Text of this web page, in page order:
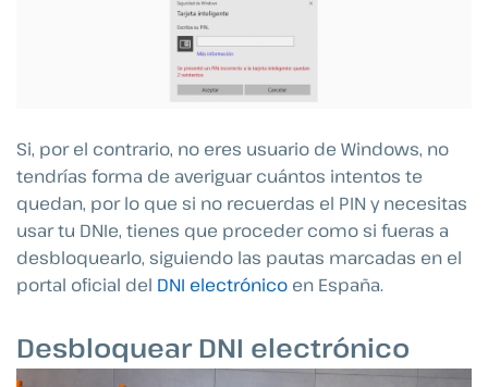
Si, por el contrario, no eres usuario de Windows, no
tendrías forma de averiguar cuántos intentos te
quedan, por lo que si no recuerdas el PIN y necesitas
usar tu DNIe, tienes que proceder como si fueras a
desbloquearlo, siguiendo las pautas marcadas en el
portal oficial del DNI electrónico en España.
Desbloquear DNI electrónico